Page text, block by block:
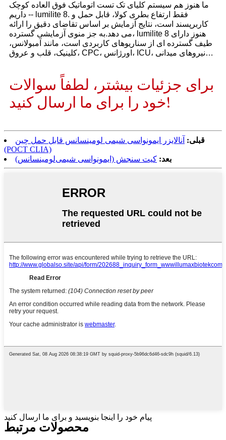
ما هنوز هم سیستم کلیای تک تست اتوماتیک فوق العاده کوچک
داریم -- lumilite 8. فقط ارتفاع بطری کولا، قابل حمل و
کاربرپسند است، نتایج آزمایش بر اساس تقاضای دقیق را ارائه
می دهد.به جز منوی آزمایشی گسترده، lumilite 8 هنوز دارای
طیف گسترده ای از سناریوهای کاربردی است، مانند آمبولانس،
کلینیک، قلب و عروق، CPC، اورژانس، ICU، نیروهای میدانی…
برای جزئیات بیشتر، لطفاً سوالات
خود را برای ما ارسال کنید!
قبلی: آنالایزر ایمونواسی شیمی لومینسانس قابل حمل چین
(POCT CLIA)
بعد: کیت سنجش (ایمونواسی شیمی‌لومینسانس)
پیام خود را اینجا بنویسید و برای ما ارسال کنید
محصولات مرتبط